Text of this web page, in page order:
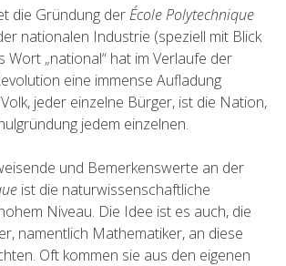
die Gründung derÉcole Polytechnique
nationalen Industrie (speziell mit Blick
Wort „national“ hat im Verlaufe der
eine immense Aufladung
jeder einzelne Bürger, ist die Nation,
jedem einzelnen.
und Bemerkenswerte an der
ist die naturwissenschaftliche
Niveau. Die Idee ist es auch, die
namentlich Mathematiker, an diese
Oft kommen sie aus den eigenen